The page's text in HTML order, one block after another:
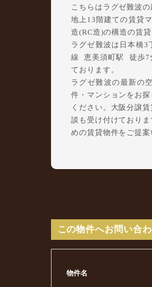
こちらはラグゼ難波
地上13階建ての賃貸
造(RC造)の構造の賃貸
ラグゼ難波は日本橋
線 恵美須町駅 徒歩7
ております。
ラグゼ難波の最新の
件・マンションをお
ください。大阪分譲
談も受け付けており
めの賃貸物件をご提案
この物件へお問い合
物件名